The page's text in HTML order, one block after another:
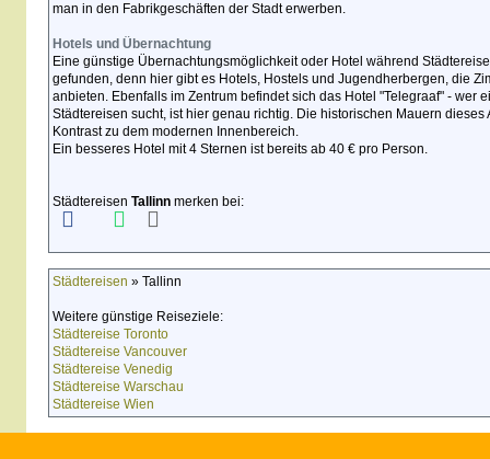
man in den Fabrikgeschäften der Stadt erwerben.
Hotels und Übernachtung
Eine günstige Übernachtungsmöglichkeit oder Hotel während
gefunden, denn hier gibt es Hotels, Hostels und Jugendherbergen, die
anbieten. Ebenfalls im Zentrum befindet sich das Hotel "Telegraaf" - wer
Städtereisen sucht, ist hier genau richtig. Die historischen Mauern
Kontrast zu dem modernen Innenbereich.
Ein besseres Hotel mit 4 Sternen ist bereits ab 40 € pro Person.
Städtereisen Tallinn merken bei:
Städtereisen » Tallinn
Weitere günstige Reiseziele:
Städtereise Toronto
Städtereise Vancouver
Städtereise Venedig
Städtereise Warschau
Städtereise Wien